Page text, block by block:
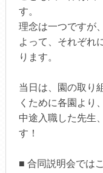
す。
理念は一つですが
よって、それぞれ
ります。
当日は、園の取り
くために各園より
中途入職した先生
す！
■ 合同説明会では